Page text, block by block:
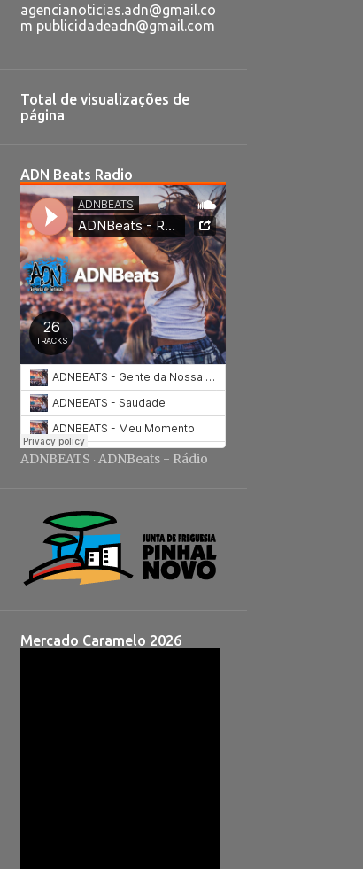
agencianoticias.adn@gmail.co
m publicidadeadn@gmail.com
Total de visualizações de
página
ADN Beats Radio
ADNBEATS · ADNBeats - Rádio
Mercado Caramelo 2026